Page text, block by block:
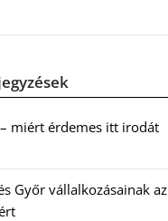
miért érdemes itt irodát
Győr vállalkozásainak az